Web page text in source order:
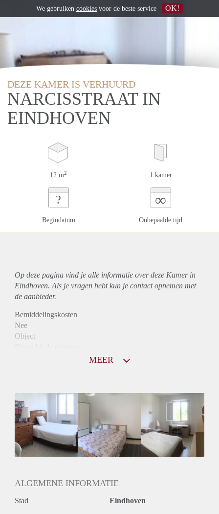
DEZE KAMER IS VERHUURD
NARCISSTRAAT IN
EINDHOVEN
12 m2 1 kamer
?
Begindatum
∞
Onbepaalde tijd
Op deze pagina vind je alle informatie over deze Kamer in
Eindhoven. Als je vragen hebt kun je contact opnemen met
de aanbieder.
Bemiddelingskosten
Nee
Object
Huurtoeslag
Niet mogelijk
Inkomen eis
N.V.T.
Huurtermijn
Onbepaalde termijn
MEER
ALGEMENE INFORMATIE
Stad Eindhoven
We gebruiken cookies voor de beste service OK!